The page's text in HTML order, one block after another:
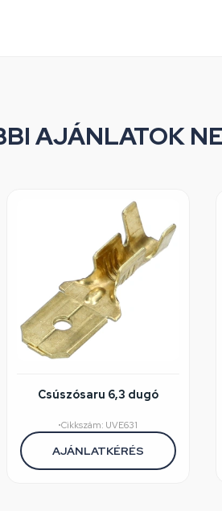
AJÁNLATOK
Csúszósaru 6,3 dugó
•Cikkszám: UVE631
AJÁNLATKÉRÉS